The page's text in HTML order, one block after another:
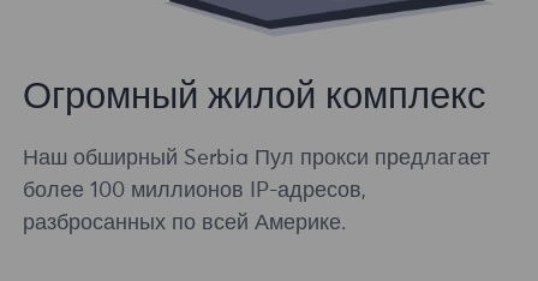
Огромный жилой комплекс
Наш обширный Serbia Пул прокси предлагает
более 100 миллионов IP-адресов,
разбросанных по всей Америке.